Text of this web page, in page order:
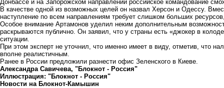
Донбассе и на Запорожском направлении российское командование
В качестве одной из возможных целей он назвал Херсон и Одессу.
наступление по всем направлениям требует слишком больших
Особое внимание Артамонов уделил неким дополнительным
раскрываются публично. Он заявил, что у страны есть «джокер в
ситуации.
При этом эксперт не уточнил, что именно имеет в виду, отметив, что
вполне реалистичным.
Ранее в России предложили разнести офис Зеленского в Киеве
Александра Савичева, "Блокнот - Россия"
Иллюстрация: "Блокнот - Россия"
Новости на Блoкнoт-Камышин